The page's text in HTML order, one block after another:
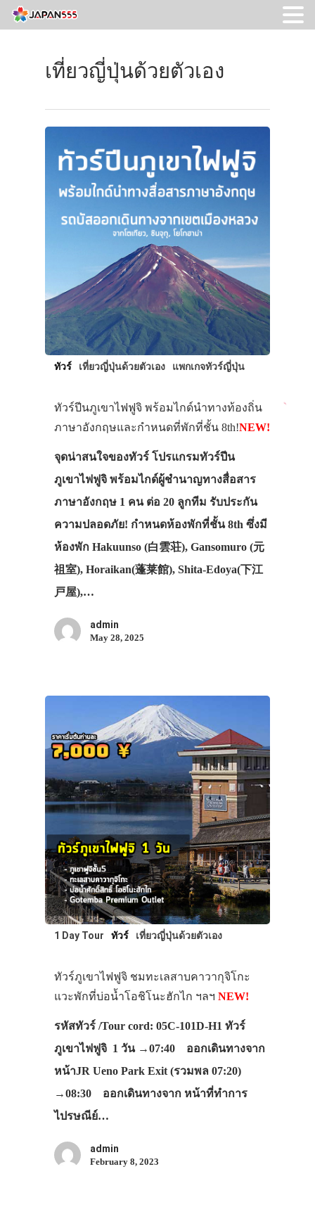
เที่ยวญี่ปุ่นด้วยตัวเอง
ทัวร์ เที่ยวญี่ปุ่นด้วยตัวเอง แพกเกจทัวร์ญี่ปุ่น
ทัวร์ปีนภูเขาไฟฟูจิ พร้อมไกด์นำทางท้องถิ่น
ภาษาอังกฤษและกำหนดที่พักที่ชั้น 8th!NEW!
จุดน่าสนใจของทัวร์ โปรแกรมทัวร์ปีน
ภูเขาไฟฟูจิ พร้อมไกด์ผู้ชำนาญทางสื่อสาร
ภาษาอังกฤษ 1 คน ต่อ 20 ลูกทีม รับประกัน
ความปลอดภัย! กำหนดห้องพักที่ชั้น 8th ซึ่งมี
ห้องพัก Hakuunso (白雲荘), Gansomuro (元
祖室), Horaikan(蓬莱館), Shita-Edoya(下江
戸屋),…
admin
May 28, 2025
1 Day Tour ทัวร์ เที่ยวญี่ปุ่นด้วยตัวเอง
ทัวร์ภูเขาไฟฟูจิ ชมทะเลสาบคาวากุจิโกะ
แวะพักที่บ่อน้ำโอชิโนะฮักไก ฯลฯ NEW!
รหัสทัวร์ /Tour cord: 05C-101D-H1 ทัวร์
ภูเขาไฟฟูจิ 1 วัน →07:40 ออกเดินทางจาก
หน้าJR Ueno Park Exit (รวมพล 07:20)
→08:30 ออกเดินทางจาก หน้าที่ทำการ
ไปรษณีย์…
admin
February 8, 2023